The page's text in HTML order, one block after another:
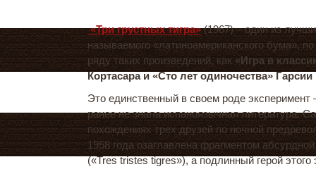
«Три грустных тигра» (1967) – один из
называемого «латиноамериканского бума»,
ряду таких произведений, как«Игра в
Кортасара и «Сто лет одиночества»
Это единственный в своем роде эксперимент
ранее не знала испаноязычная литература.
похождениях трех друзей по ночной
1958 года озаглавлена фрагментом абсурдной
(«Tres tristes tigres»), а подлинный герой этого